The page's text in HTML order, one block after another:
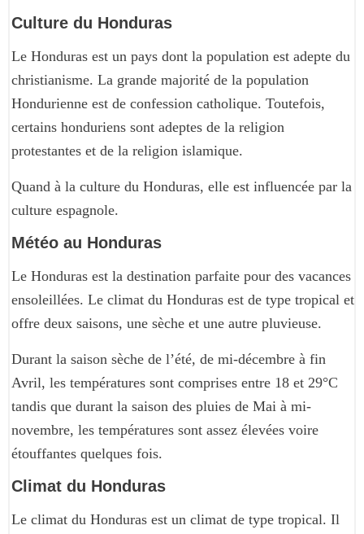
Culture du Honduras
Le Honduras est un pays dont la population est adepte du
christianisme. La grande majorité de la population
Hondurienne est de confession catholique. Toutefois,
certains honduriens sont adeptes de la religion
protestantes et de la religion islamique.
Quand à la culture du Honduras, elle est influencée par la
culture espagnole.
Météo au Honduras
Le Honduras est la destination parfaite pour des vacances
ensoleillées. Le climat du Honduras est de type tropical et
offre deux saisons, une sèche et une autre pluvieuse.
Durant la saison sèche de l’été, de mi-décembre à fin
Avril, les températures sont comprises entre 18 et 29°C
tandis que durant la saison des pluies de Mai à mi-
novembre, les températures sont assez élevées voire
étouffantes quelques fois.
Climat du Honduras
Le climat du Honduras est un climat de type tropical. Il